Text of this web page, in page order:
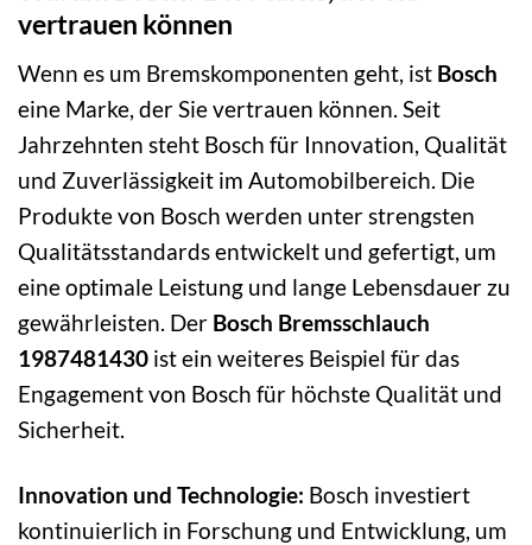
vertrauen können
Wenn es um Bremskomponenten geht, ist Bosch
eine Marke, der Sie vertrauen können. Seit
Jahrzehnten steht Bosch für Innovation, Qualität
und Zuverlässigkeit im Automobilbereich. Die
Produkte von Bosch werden unter strengsten
Qualitätsstandards entwickelt und gefertigt, um
eine optimale Leistung und lange Lebensdauer zu
gewährleisten. Der Bosch Bremsschlauch
1987481430 ist ein weiteres Beispiel für das
Engagement von Bosch für höchste Qualität und
Sicherheit.
Innovation und Technologie: Bosch investiert
kontinuierlich in Forschung und Entwicklung, um